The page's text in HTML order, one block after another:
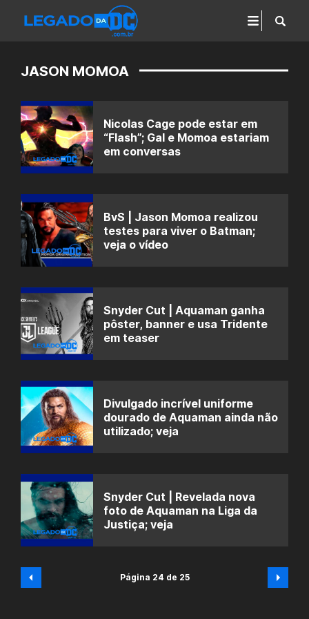
JASON MOMOA
Nicolas Cage pode estar em
“Flash”; Gal e Momoa estariam
em conversas
BvS | Jason Momoa realizou
testes para viver o Batman;
veja o vídeo
Snyder Cut | Aquaman ganha
pôster, banner e usa Tridente
em teaser
Divulgado incrível uniforme
dourado de Aquaman ainda não
utilizado; veja
Snyder Cut | Revelada nova
foto de Aquaman na Liga da
Justiça; veja
Página 24 de 25